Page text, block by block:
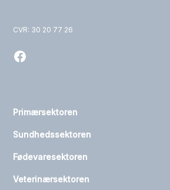
CVR: 30 20 77 26
Primærsektoren
Sundhedssektoren
Fødevaresektoren
Veterinærsektoren